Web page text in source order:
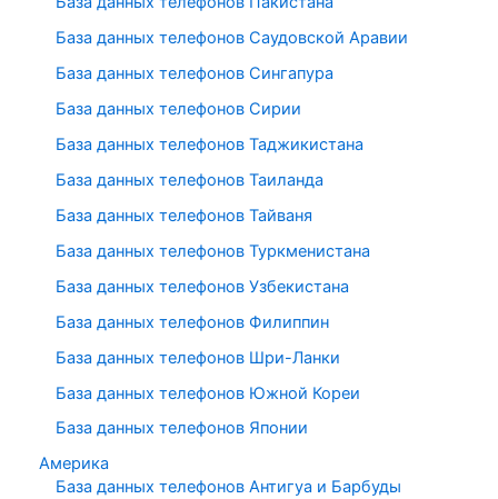
База данных телефонов Саудовской Аравии
База данных телефонов Сингапура
База данных телефонов Сирии
База данных телефонов Таджикистана
База данных телефонов Таиланда
База данных телефонов Тайваня
База данных телефонов Туркменистана
База данных телефонов Узбекистана
База данных телефонов Филиппин
База данных телефонов Шри-Ланки
База данных телефонов Южной Кореи
База данных телефонов Японии
Америка
База данных телефонов Антигуа и Барбуды